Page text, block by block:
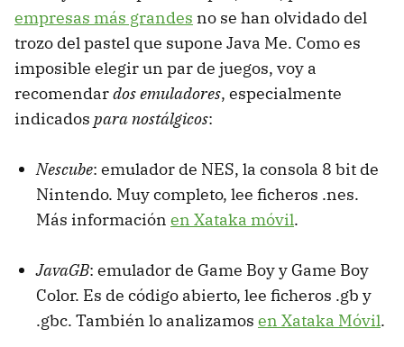
empresas más grandes no se han olvidado del
trozo del pastel que supone Java Me. Como es
imposible elegir un par de juegos, voy a
recomendardos emuladores, especialmente
indicados para nostálgicos:
Nescube: emulador de NES, la consola 8 bit de
Nintendo. Muy completo, lee ficheros .nes.
Más información en Xataka móvil.
JavaGB: emulador de Game Boy y Game Boy
Color. Es de código abierto, lee ficheros .gb y
.gbc. También lo analizamos en Xataka Móvil.